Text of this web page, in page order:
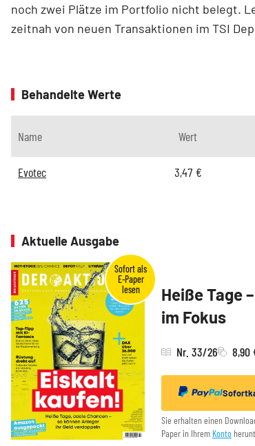
noch zwei Plätze im Portfolio nicht belegt.
zeitnah von neuen Transaktionen im TSI
Behandelte Werte
Name Wert
Evotec 3,47 €
Aktuelle Ausgabe
Heiße Tage
im Fokus
Nr. 33/26 8,90
Sie erhalten einen
Paper in Ihrem Konto